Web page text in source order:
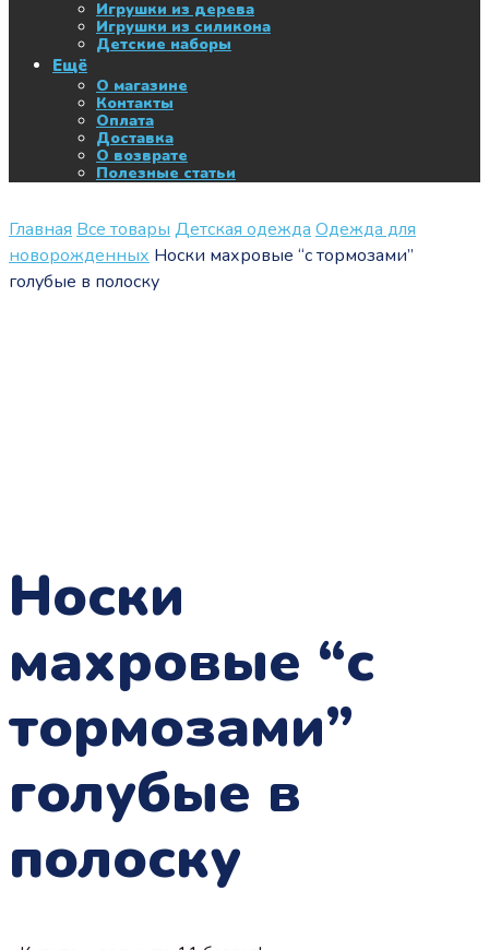
Игрушки из дерева
Игрушки из силикона
Детские наборы
Ещё
О магазине
Контакты
Оплата
Доставка
О возврате
Полезные статьи
Главная Все товары Детская одежда Одежда для
новорожденных Носки махровые “с тормозами”
голубые в полоску
Носки
махровые “с
тормозами”
голубые в
полоску